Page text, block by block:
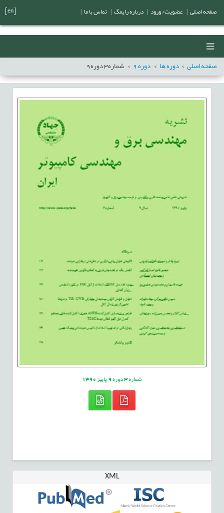
صفحه اصلی دوره ها دوره9 شماره3دوره9
شماره3دوره9پاییز1390
XML
صفحه اصلی عضویت/ ورود درباره رایمگ تماس با ما